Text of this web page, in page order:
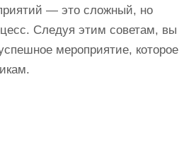
— это сложный, но
Следуя этим советам, вы
мероприятие, которое